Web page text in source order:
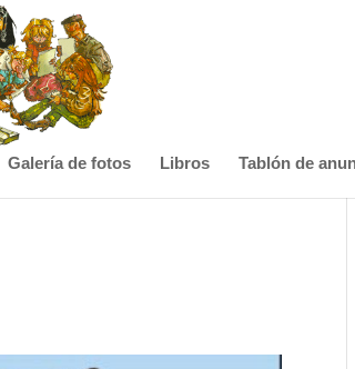
Galería de fotos Libros Tablón de